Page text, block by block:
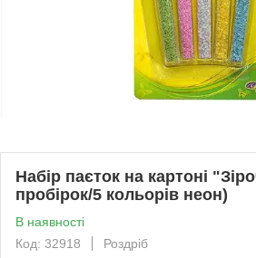
Набір паєток на картоні
пробірок/5 кольорів неон)
В наявності
Код: 32918
Роздріб